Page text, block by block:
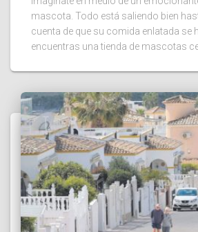
mascota. Todo está saliendo bien
cuenta de que su comida enlatada se
encuentras una tienda de mascotas